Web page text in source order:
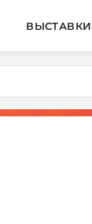
ВЫСТАВКИ